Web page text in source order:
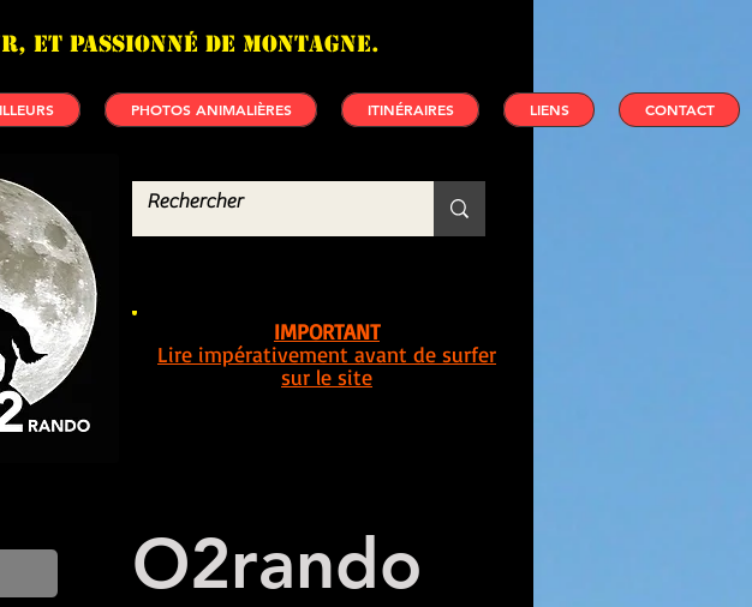
et passionné de montagne.
PHOTOS ANIMALIÈRES ITINÉRAIRES LIENS CONTACT
IMPORTANT
Lire impérativement avant de surfer
sur le site
O2rando